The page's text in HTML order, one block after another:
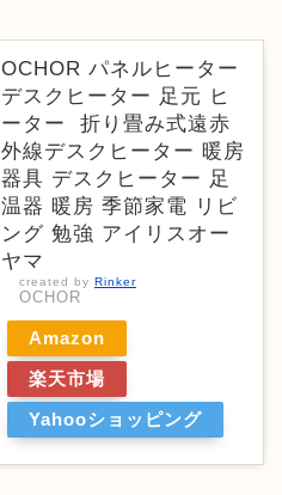
OCHOR パネルヒーター
デスクヒーター 足元 ヒ
ーター 折り畳み式遠赤
外線デスクヒーター 暖房
器具 デスクヒーター 足
温器 暖房 季節家電 リビ
ング 勉強 アイリスオー
ヤマ
created by Rinker
OCHOR
Amazon
楽天市場
Yahooショッピング